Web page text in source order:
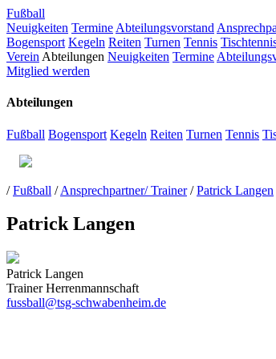
Fußball
Neuigkeiten Termine Abteilungsvorstand
Bogensport Kegeln Reiten Turnen Tennis
Verein Abteilungen Neuigkeiten Termine
Mitglied werden
Abteilungen
Fußball Bogensport Kegeln Reiten Turnen Tennis
/ Fußball / Ansprechpartner/ Trainer / Patrick Langen
Patrick Langen
Patrick Langen
Trainer Herrenmannschaft
fussball@tsg-schwabenheim.de